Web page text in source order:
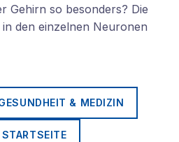
Gehirn so besonders? Die
den einzelnen Neuronen
& MEDIZIN
STARTSEITE